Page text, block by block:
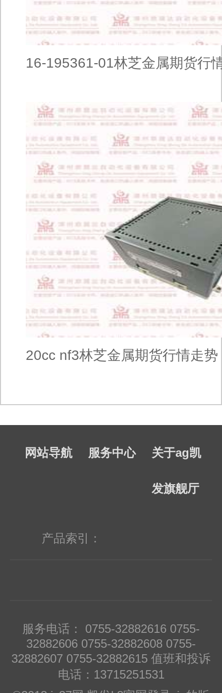
16-195361-01林芝金属期货行
20cc nf3林芝金属期货行情走势
网站导航 服务中心 关于ag凯
发旗舰厅
产品索引：
服务电话： 0755-32882616 0755-
32882606 0755-32882608 0755-
32882607 0755-32882615 值班和投诉
电话：13715251531